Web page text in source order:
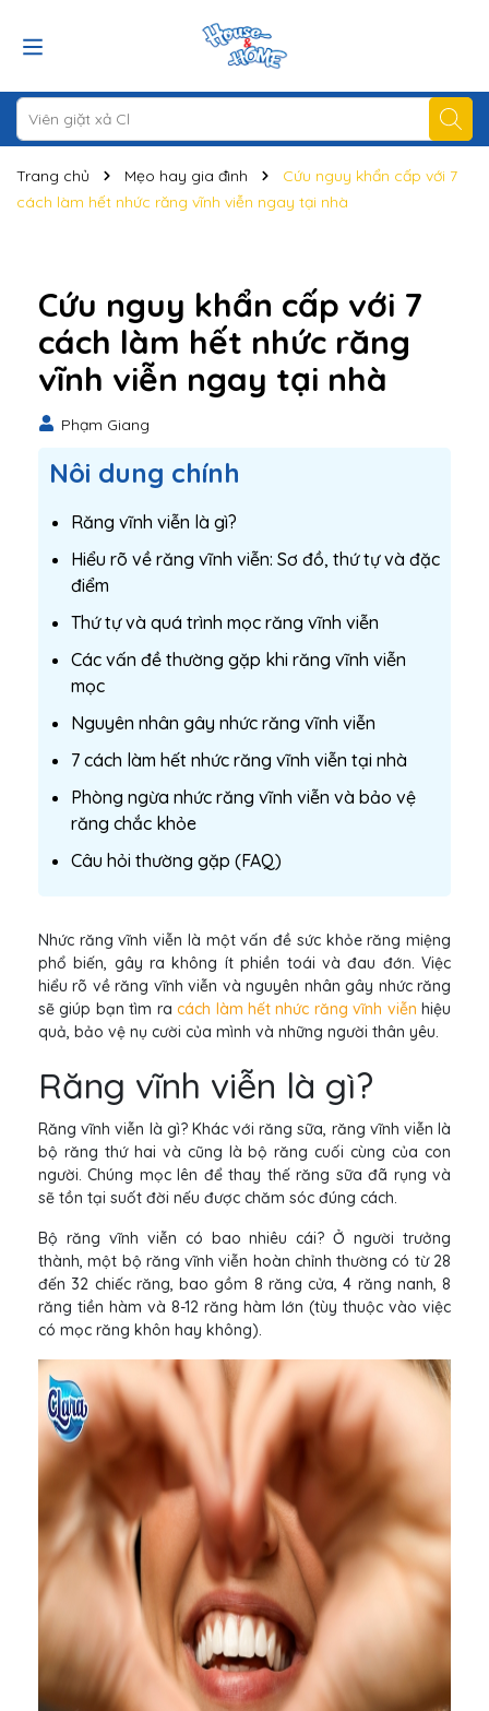
Trang chủ Mẹo hay gia đình
Cứu nguy khẩn cấp với 7
cách làm hết nhức răng vĩnh viễn ngay tại nhà
Cứu nguy khẩn cấp với 7
cách làm hết nhức răng
vĩnh viễn ngay tại nhà
Phạm Giang
Nôi dung chính
Răng vĩnh viễn là gì?
Hiểu rõ về răng vĩnh viễn: Sơ đồ, thứ tự và đặc
điểm
Thứ tự và quá trình mọc răng vĩnh viễn
Các vấn đề thường gặp khi răng vĩnh viễn
mọc
Nguyên nhân gây nhức răng vĩnh viễn
7 cách làm hết nhức răng vĩnh viễn tại nhà
Phòng ngừa nhức răng vĩnh viễn và bảo vệ
răng chắc khỏe
Câu hỏi thường gặp (FAQ)
Nhức răng vĩnh viễn là một vấn đề sức khỏe răng miệng
phổ biến, gây ra không ít phiền toái và đau đớn. Việc
hiểu rõ về răng vĩnh viễn và nguyên nhân gây nhức răng
sẽ giúp bạn tìm racách làm hết nhức răng vĩnh viễn hiệu
quả, bảo vệ nụ cười của mình và những người thân yêu.
Răng vĩnh viễn là gì?
Răng vĩnh viễn là gì? Khác với răng sữa, răng vĩnh viễn là
bộ răng thứ hai và cũng là bộ răng cuối cùng của con
người. Chúng mọc lên để thay thế răng sữa đã rụng và
sẽ tồn tại suốt đời nếu được chăm sóc đúng cách.
Bộ răng vĩnh viễn có bao nhiêu cái? Ở người trưởng
thành, một bộ răng vĩnh viễn hoàn chỉnh thường có từ 28
đến 32 chiếc răng, bao gồm 8 răng cửa, 4 răng nanh, 8
răng tiền hàm và 8-12 răng hàm lớn (tùy thuộc vào việc
có mọc răng khôn hay không).